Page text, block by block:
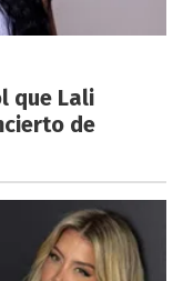
que Lali
de